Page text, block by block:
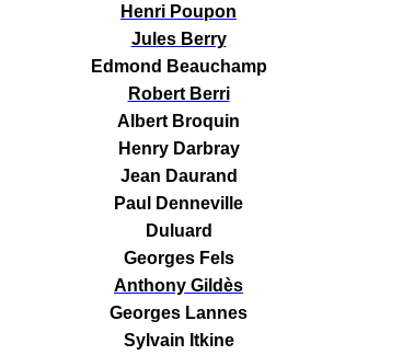
Henri Poupon
Jules Berry
Edmond Beauchamp
Robert Berri
Albert Broquin
Henry Darbray
Jean Daurand
Paul Denneville
Duluard
Georges Fels
Anthony Gildès
Georges Lannes
Sylvain Itkine